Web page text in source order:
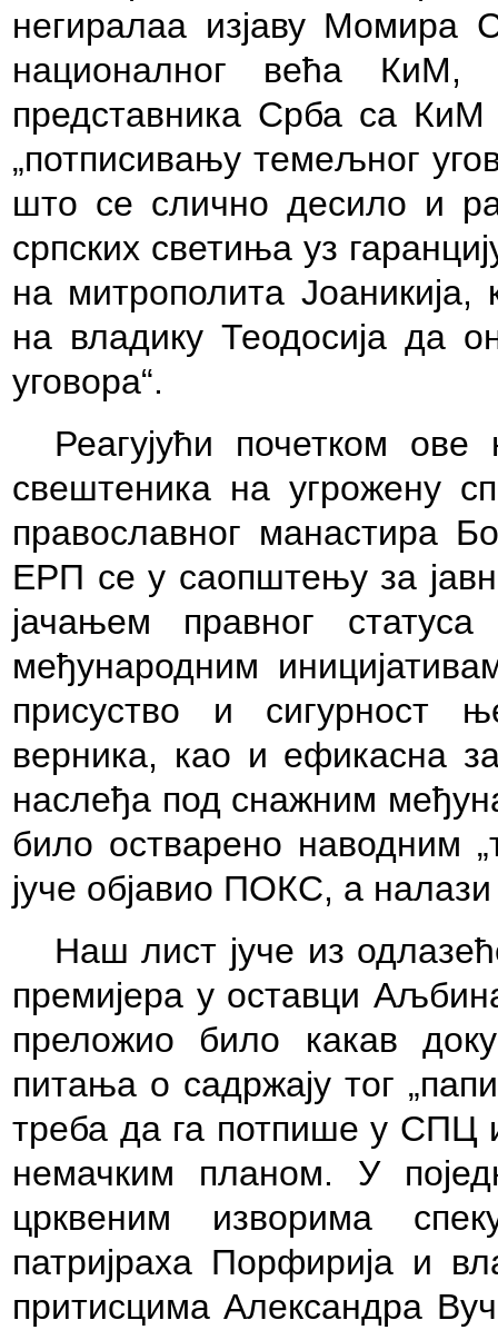
негиралаа изјаву Момира
националног већа КиМ,
представника Срба са КиМ
„потписивању темељног
што се слично десило и
српских светиња уз
на митрополита Јоаникија,
на владику Теодосија да
уговора“.
Реагујући почетком
свештеника на угрожену
православног манастира
ЕРП се у саопштењу за
јачањем правног
међународним
присуство и сигурност
верника, као и ефикасна
наслеђа под снажним
било остварено наводним
јуче објавио ПОКС, а
Наш лист јуче из
премијера у оставци
преложио било какав
питања о садржају тог
треба да га потпише у СПЦ
немачким планом. У
црквеним изворима
патријраха Порфирија и
притисцима Александра